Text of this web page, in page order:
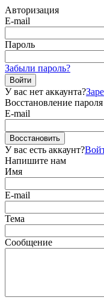
Авторизация
E-mail
Пароль
Забыли пароль?
Войти
У вас нет аккаунта?
Восстановление пароля
E-mail
Восстановить
У вас есть аккаунт?
Напишите нам
Имя
E-mail
Тема
Сообщение